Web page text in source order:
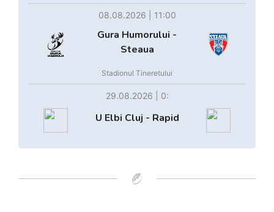
08.08.2026 | 11:00
Gura Humorului -
Steaua
Stadionul Tineretului
29.08.2026 | 0:
U Elbi Cluj - Rapid